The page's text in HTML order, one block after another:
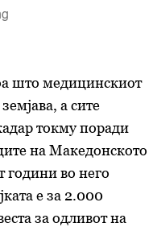
што медицинскиот
а сите
токму поради
на Македонското
години во него
е за 2.000
за одливот на